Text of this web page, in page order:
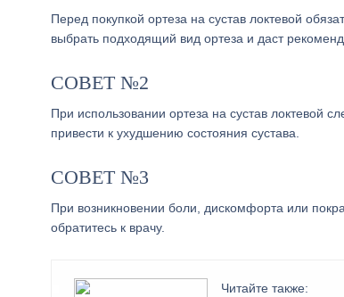
Перед покупкой ортеза на сустав локтевой
выбрать подходящий вид ортеза и даст
СОВЕТ №2
При использовании ортеза на сустав локтевой
привести к ухудшению состояния сустава.
СОВЕТ №3
При возникновении боли, дискомфорта или
обратитесь к врачу.
Читайте также: